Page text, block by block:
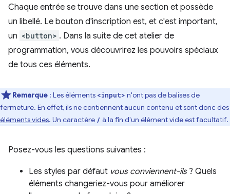
Chaque entrée se trouve dans une section et possède
un libellé. Le bouton d'inscription est, et c'est important,
un <button> . Dans la suite de cet atelier de
programmation, vous découvrirez les pouvoirs spéciaux
de tous ces éléments.
Remarque : Les éléments <input> n'ont pas de balises de
fermeture. En effet, ils ne contiennent aucun contenu et sont donc des
éléments vides. Un caractère / à la fin d'un élément vide est facultatif.
Posez-vous les questions suivantes :
Les styles par défaut vous conviennent-ils? Quels
éléments changeriez-vous pour améliorer